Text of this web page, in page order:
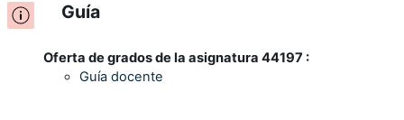
Guía
Oferta de grados de la asignatura 44197 :
Guía docente